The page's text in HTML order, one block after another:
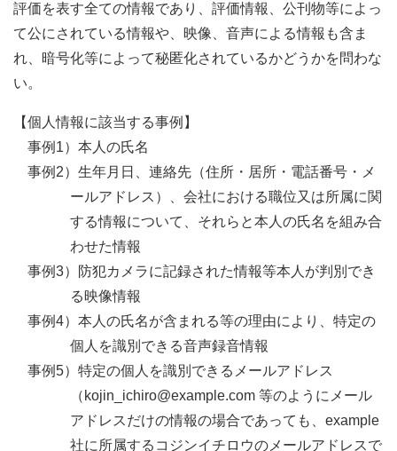
評価を表す全ての情報であり、評価情報、公刊物等によっ
て公にされている情報や、映像、音声による情報も含ま
れ、暗号化等によって秘匿化されているかどうかを問わな
い。
【個人情報に該当する事例】
事例1）本人の氏名
事例2）生年月日、連絡先（住所・居所・電話番号・メ
ールアドレス）、会社における職位又は所属に関
する情報について、それらと本人の氏名を組み合
わせた情報
事例3）防犯カメラに記録された情報等本人が判別でき
る映像情報
事例4）本人の氏名が含まれる等の理由により、特定の
個人を識別できる音声録音情報
事例5）特定の個人を識別できるメールアドレス
（kojin_ichiro@example.com 等のようにメール
アドレスだけの情報の場合であっても、example
社に所属するコジンイチロウのメールアドレスで